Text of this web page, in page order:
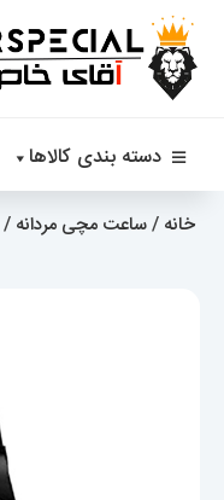
دسته بندی کالاها
خانه /ساعت مچی مردانه /